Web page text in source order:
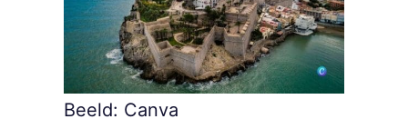
Beeld: Canva